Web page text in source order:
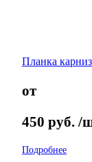
Планка
от
450 руб. /
Подробнее